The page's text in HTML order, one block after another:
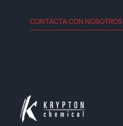
CONTACTA CON NOSOTROS